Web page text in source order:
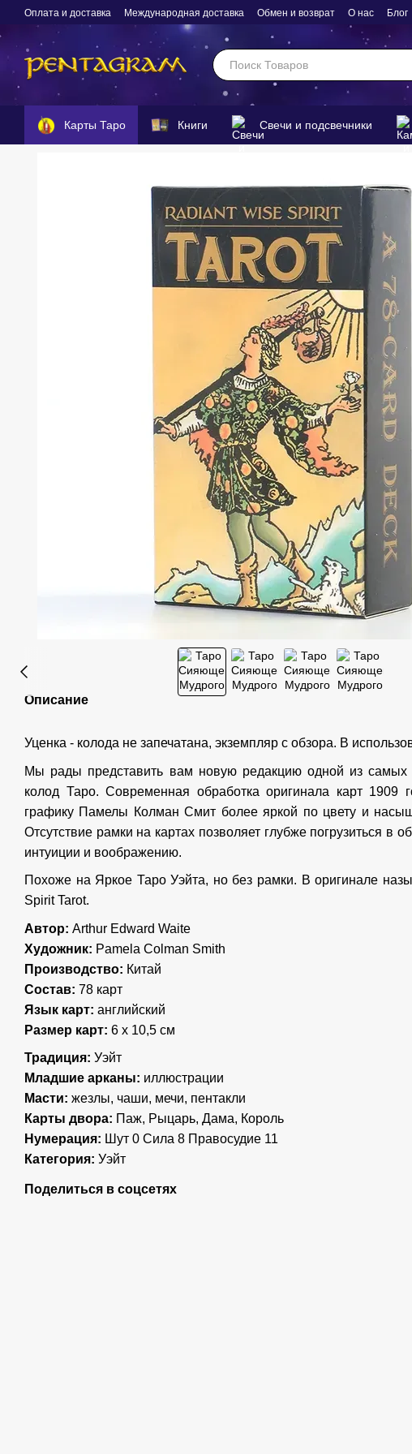
Перейти к основному контенту
Оплата и доставка Международная доставка Обмен и возврат О нас Блог
Карты Таро Книги Свечи и подсвечники
Описание
Уценка - колода не запечатана, экземпляр с обзора. В
Мы рады представить вам новую редакцию одной из
колод Таро. Современная обработка оригинала карт 1909
графику Памелы Колман Смит более яркой по цвету и
Отсутствие рамки на картах позволяет глубже погрузиться в
интуиции и воображению.
Похоже на Яркое Таро Уэйта, но без рамки. В оригинале
Spirit Tarot.
Автор: Arthur Edward Waite
Художник: Pamela Colman Smith
Производство: Китай
Состав: 78 карт
Язык карт: английский
Размер карт: 6 х 10,5 см
Традиция: Уэйт
Младшие арканы: иллюстрации
Масти: жезлы, чаши, мечи, пентакли
Карты двора: Паж, Рыцарь, Дама, Король
Нумерация: Шут 0 Сила 8 Правосудие 11
Категория: Уэйт
Поделиться в соцсетях